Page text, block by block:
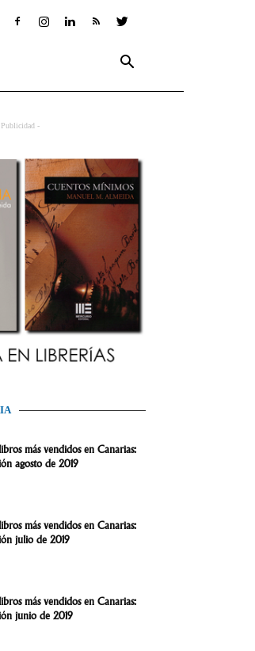
-
más vendidos en Canarias:
agosto de 2019
más vendidos en Canarias:
julio de 2019
más vendidos en Canarias:
junio de 2019